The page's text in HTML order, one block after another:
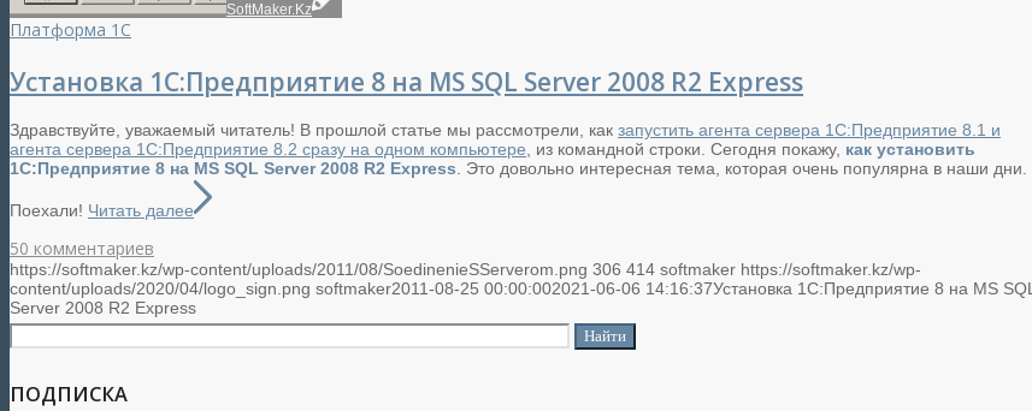
SoftMaker.Kz
Платформа 1С
Установка 1С:Предприятие 8 на MS SQL Server 2008 R2 Express
Здравствуйте, уважаемый читатель! В прошлой статье мы рассмотрели, как запустить агента сервера 1С:Предприятие 8.1 и
агента сервера 1С:Предприятие 8.2 сразу на одном компьютере , из командной строки. Сегодня покажу, как установить
1С:Предприятие 8 на MS SQL Server 2008 R2 Express . Это довольно интересная тема, которая очень популярна в наши дни.
Поехали! Читать далее
50 комментариев
https://softmaker.kz/wp-content/uploads/2011/08/SoedinenieSServerom.png 306 414 softmaker https://softmaker.kz/wp-
content/uploads/2020/04/logo_sign.png softmaker2011-08-25 00:00:002021-06-06 14:16:37Установка 1С:Предприятие 8 на MS SQL
Server 2008 R2 Express
ПОДПИСКА